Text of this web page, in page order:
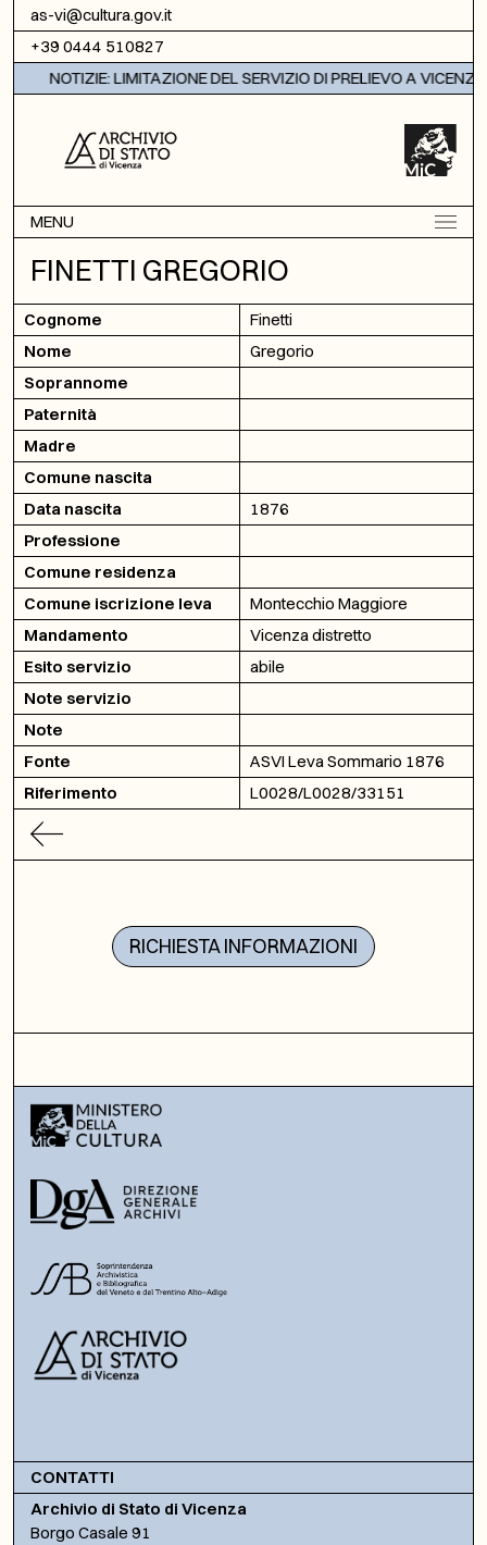
Vai al contenuto
as-vi@cultura.gov.it
+39 0444 510827
NOTIZIE: LIMITAZIONE DEL SERVIZIO DI PRELIEVO A VICENZA
MENU
FINETTI GREGORIO
Cognome
Finetti
Nome
Gregorio
Soprannome
Paternità
Madre
Comune nascita
Data nascita
1876
Professione
Comune residenza
Comune iscrizione leva
Montecchio Maggiore
Mandamento
Vicenza distretto
Esito servizio
abile
Note servizio
Note
Fonte
ASVI Leva Sommario 1876
Riferimento
L0028/L0028/33151
RICHIESTA INFORMAZIONI
CONTATTI
Archivio di Stato di Vicenza
Borgo Casale 91